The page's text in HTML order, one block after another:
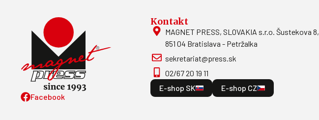
Facebook
Kontakt
MAGNET PRESS, SLOVAKIA s.r.o. Šustekova 8,
851 04 Bratislava - Petržalka
sekretariat@press.sk
02/67 20 19 11
E-shop SK
E-shop CZ